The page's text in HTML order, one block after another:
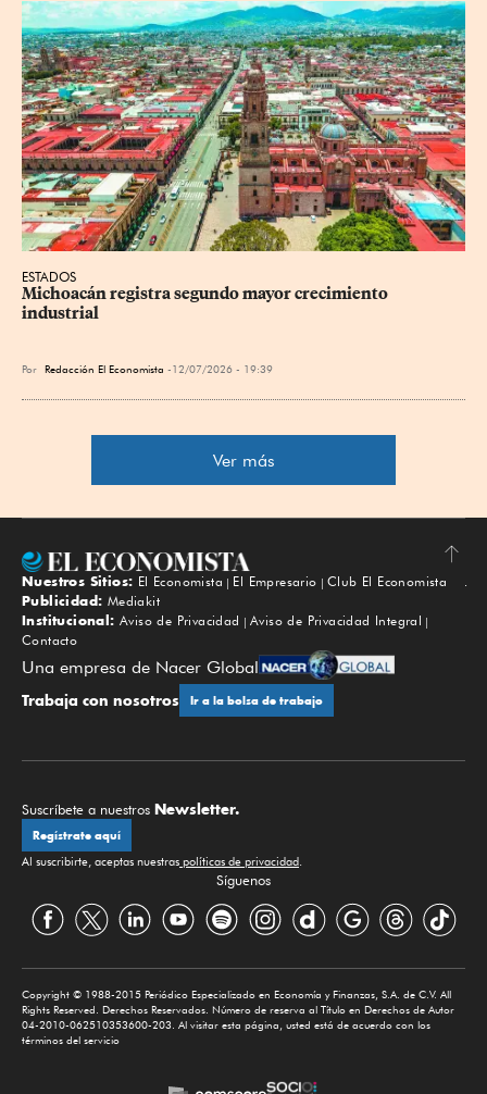
ESTADOS
Michoacán registra segundo mayor crecimiento
industrial
Por Redacción El Economista 12/07/2026 - 19:39
Ver más
Subir
Nuestros Sitios: El Economista El Empresario
Club El Economista
Publicidad: Mediakit
Institucional: Aviso de Privacidad
Aviso de Privacidad Integral
Contacto
Una empresa de Nacer Global
Trabaja con nosotros Ir a la bolsa de trabajo
Suscríbete a nuestros Newsletter.
Regístrate aquí
Al suscribirte, aceptas nuestras políticas de privacidad.
Síguenos
Copyright © 1988-2015 Periódico Especializado en Economía y Finanzas, S.A. de C.V. All
Rights Reserved. Derechos Reservados. Número de reserva al Título en Derechos de Autor
04-2010-062510353600-203. Al visitar esta página, usted está de acuerdo con los
términos del servicio